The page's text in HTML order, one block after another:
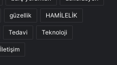
güzellik HAMİLELİK
Tedavi Teknoloji
İletişim